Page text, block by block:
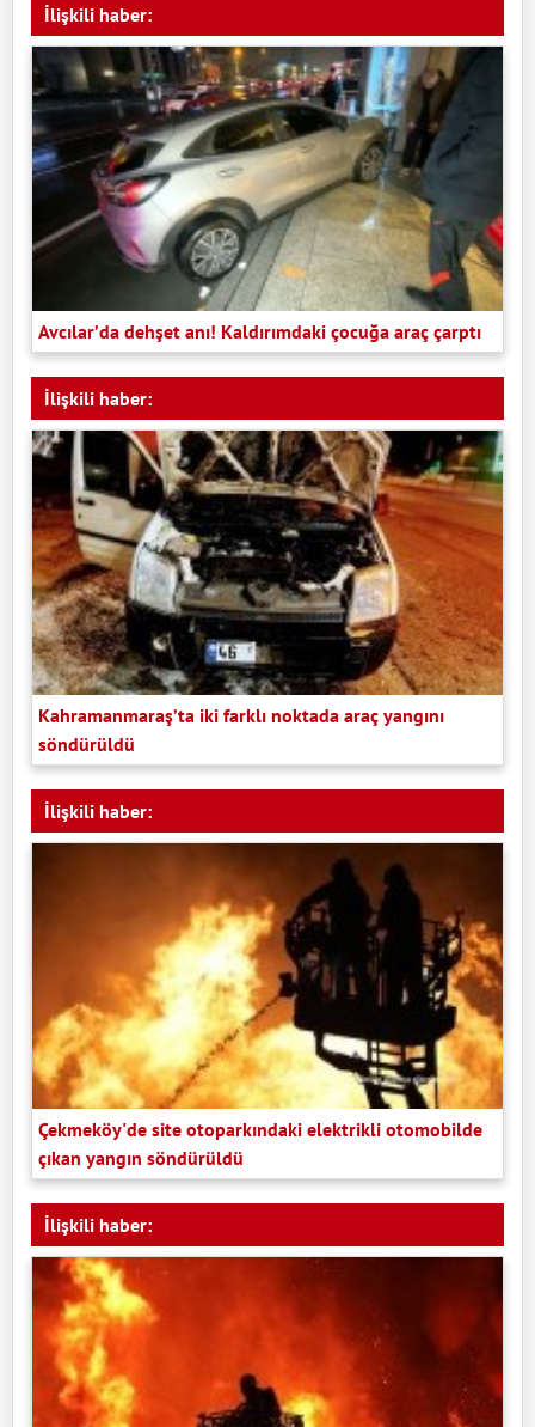
İlişkili haber:
Avcılar’da dehşet anı! Kaldırımdaki çocuğa araç çarptı
İlişkili haber:
Kahramanmaraş’ta iki farklı noktada araç yangını
söndürüldü
İlişkili haber:
Çekmeköy'de site otoparkındaki elektrikli otomobilde
çıkan yangın söndürüldü
İlişkili haber: